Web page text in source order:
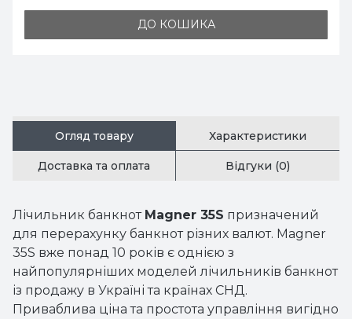
ДО КОШИКА
Огляд товару Характеристики
Доставка та оплата Відгуки (0)
Лічильник банкнот Magner 35S призначений
для перерахунку банкнот різних валют. Magner
35S вже понад 10 років є однією з
найпопулярніших моделей лічильників банкнот
із продажу в Україні та країнах СНД.
Приваблива ціна та простота управління вигідно